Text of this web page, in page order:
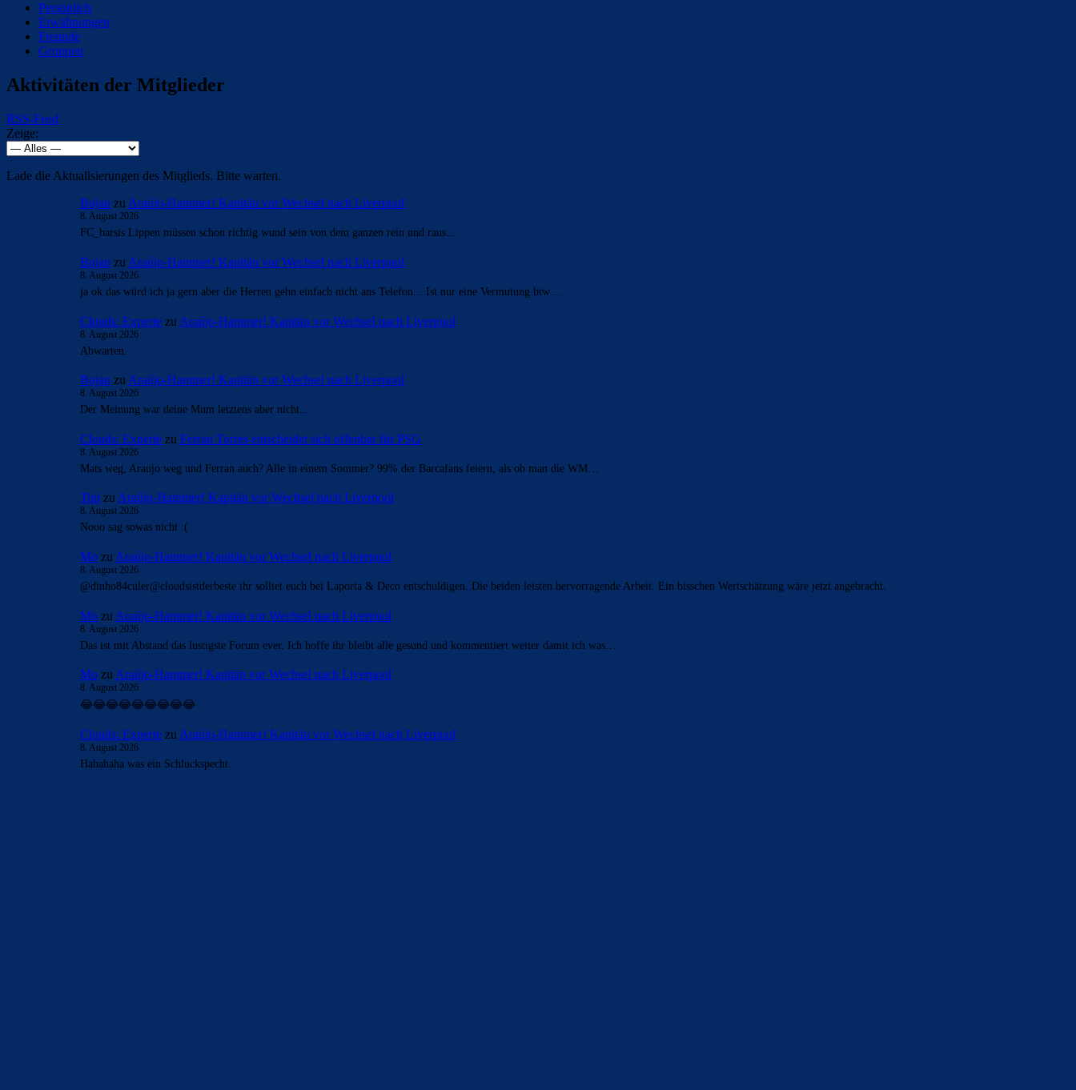
Persönlich
Erwähnungen
Freunde
Gruppen
Aktivitäten der Mitglieder
RSS-Feed
Zeige:
Lade die Aktualisierungen des Mitglieds. Bitte warten.
Bojan zu Araújo-Hammer! Kapitän vor Wechsel nach Liverpool
8. August 2026
FC_barsis Lippen müssen schon richtig wund sein von dem ganzen rein und raus...
Bojan zu Araújo-Hammer! Kapitän vor Wechsel nach Liverpool
8. August 2026
ja ok das würd ich ja gern aber die Herren gehn einfach nicht ans Telefon... Ist nur eine Vermutung btw…
Clouds: Experte zu Araújo-Hammer! Kapitän vor Wechsel nach Liverpool
8. August 2026
Abwarten.
Bojan zu Araújo-Hammer! Kapitän vor Wechsel nach Liverpool
8. August 2026
Der Meinung war deine Mum letztens aber nicht...
Clouds: Experte zu Ferran Torres entscheidet sich offenbar für PSG
8. August 2026
Mats weg, Araujo weg und Ferran auch? Alle in einem Sommer? 99% der Barcafans feiern, als ob man die WM…
Tini zuAraújo-Hammer! Kapitän vor Wechsel nach Liverpool
8. August 2026
Nooo sag sowas nicht :(
Mo zu Araújo-Hammer! Kapitän vor Wechsel nach Liverpool
8. August 2026
@dinho84culer@cloudsistderbeste ihr solltet euch bei Laporta & Deco entschuldigen. Die beiden leisten hervorragende Arbeit. Ein bisschen Wertschätzung wäre jetzt angebracht.
Mo zu Araújo-Hammer! Kapitän vor Wechsel nach Liverpool
8. August 2026
Das ist mit Abstand das lustigste Forum ever. Ich hoffe ihr bleibt alle gesund und kommentiert weiter damit ich was…
Mo zu Araújo-Hammer! Kapitän vor Wechsel nach Liverpool
8. August 2026
😂😂😂😂😂😂😂😂😂
Clouds: Experte zu Araújo-Hammer! Kapitän vor Wechsel nach Liverpool
8. August 2026
Hahahaha was ein Schluckspecht.